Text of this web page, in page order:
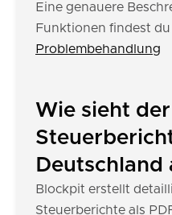
Eine genauere
Funktionen findest
Problembehandlung
Wie sieht
Deutschland
Blockpit erstellt
Steuerberichte als